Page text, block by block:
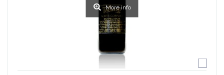
More info